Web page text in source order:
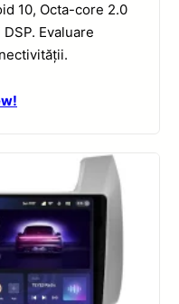
10, Octa-core 2.0
Evaluare